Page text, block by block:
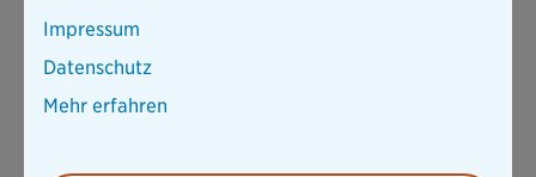
3 leistungsstarke Tarife (Smart, Komfort, Prestige)
Ergänzungsbaustein
Impressum
Datenschutz
Mehr erfahren